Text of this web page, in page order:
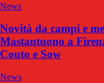
News
Novità da campi e
Mastantuono a
Couto e Sow
News